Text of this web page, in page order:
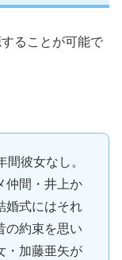
することが可能で
彼女なし。
仲間・井上か
婚式にはそれ
の約束を思い
・加藤亜矢が